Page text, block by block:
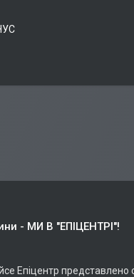
- МИ В "ЕПІЦЕНТРІ"!
Епіцентр представлено